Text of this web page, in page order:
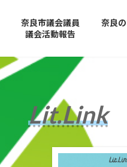
奈良市議会議員
議会活動報告
奈良
Lit.Link